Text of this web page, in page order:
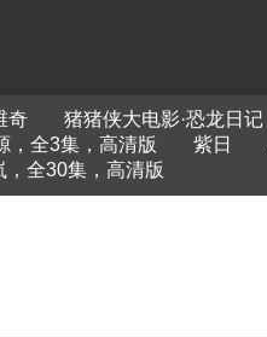
奇 猪猪侠大电影·恐龙日记
，全3集，高清版 紫日
，全30集，高清版